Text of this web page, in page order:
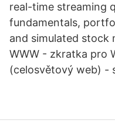
real-time streaming
fundamentals,
and simulated stock
WWW - zkratka pro
(celosvětový web) -